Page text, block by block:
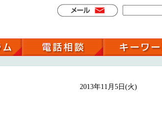
2013年11月5日(火)